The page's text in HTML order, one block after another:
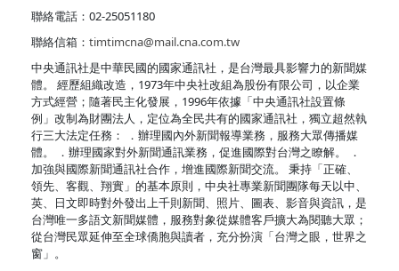
聯絡電話：02-25051180
聯絡信箱： timtimcna@mail.cna.com.tw
中央通訊社是中華民國的國家通訊社，是台灣最具影響力的新聞媒
體。 經歷組織改造，1973年中央社改組為股份有限公司，以企業
方式經營；隨著民主化發展，1996年依據「中央通訊社設置條
例」改制為財團法人，定位為全民共有的國家通訊社，獨立超然執
行三大法定任務： ．辦理國內外新聞報導業務，服務大眾傳播媒
體。 ．辦理國家對外新聞通訊業務，促進國際對台灣之瞭解。 ．
加強與國際新聞通訊社合作，增進國際新聞交流。 秉持「正確、
領先、客觀、翔實」的基本原則，中央社專業新聞團隊每天以中、
英、日文即時對外發出上千則新聞、照片、圖表、影音與資訊，是
台灣唯一多語文新聞媒體，服務對象從媒體客戶擴大為閱聽大眾；
從台灣民眾延伸至全球僑胞與讀者，充分扮演「台灣之眼，世界之
窗」。